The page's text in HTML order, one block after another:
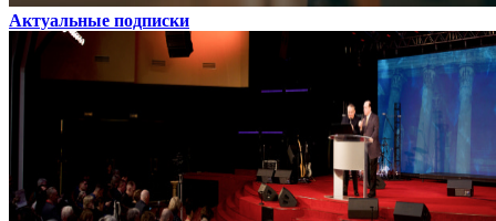
Актуальные подписки